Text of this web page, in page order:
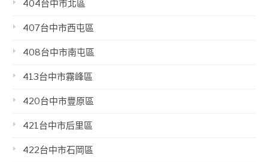
404台中市北區
407台中市西屯區
408台中市南屯區
413台中市霧峰區
420台中市豐原區
421台中市后里區
422台中市石岡區